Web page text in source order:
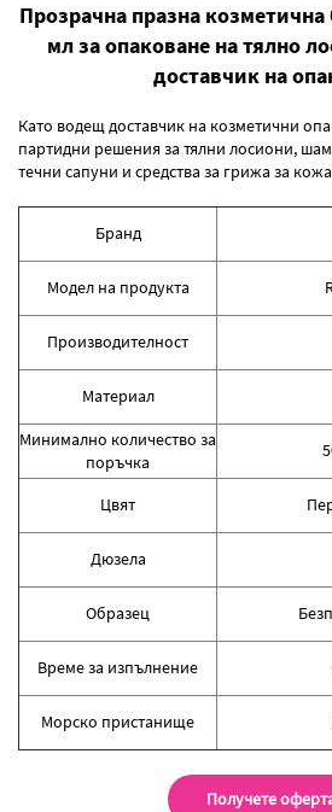
Прозрачна празна
мл за опаковане на тялно
доставчик на
Като водещ доставчик на козметични
партидни решения за тялни лосиони,
течни сапуни и средства за грижа за
Бранд
Модел на продукта
Производителност
Материал
Минимално количество за
поръчка
Цвят
Дюзела
Образец
Време за изпълнение
Морско пристанище
Получете